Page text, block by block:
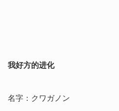
我好方的进化
名字：クワガノン